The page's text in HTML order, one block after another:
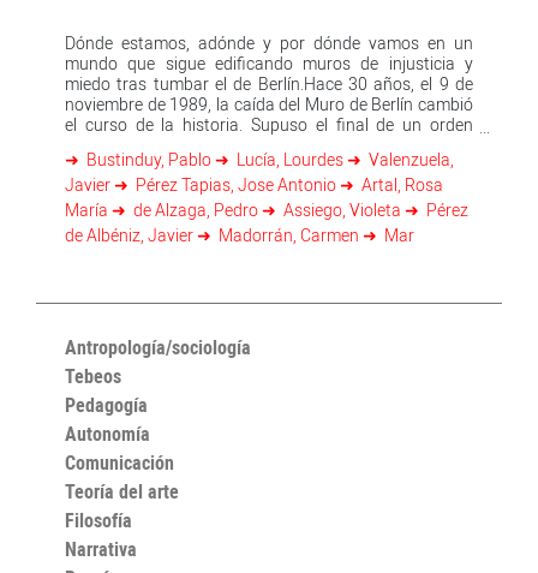
Dónde estamos, adónde y por dónde vamos en un
mundo que sigue edificando muros de injusticia y
miedo tras tumbar el de Berlín.Hace 30 años, el 9 de
noviembre de 1989, la caída del Muro de Berlín cambió
el curso de la historia. Supuso el final de un orden
el capitalismo se engrosó sin freno. Punto de partida
de una serie de transformaciones que nos han traído
hasta un presente turbador y un futuro incierto. Con
los neofascismos, otra vez, sentados en las
instituciones. Adónde vayamos dependerá de las
intensidad avisa la historia. Ahora también lo hace.No
silenciosamente nos tapiaron el mundo, como dijo
Cavafis. Derribado el Muro de Berlín, surgieron otros,
de miedo y silencio sobre todo. Y también puentes que
sustituyen a las barreras. Las mujeres en presencia
imparable, nuevas inquietudes que miran a la Tierra
que nos acoge. Cada paso cuenta, cada paso
decide.Un grupo de profesionales, de toda solvencia,
analizan qué ocurrió y por qué. Dónde estamos. Los
caminos abiertos. Las amenazas. Las emociones. El
papel de los medios. La cultura. La política. La
economía. La sociedad interpelada, la sociedad
Bustinduy, Pablo Lucía, Lourdes
Valenzuela,
Javier
Pérez Tapias, Jose Antonio
Artal, Rosa
María
de Alzaga, Pedro Assiego, Violeta
Pérez
de Albéniz, Javier
Madorrán, Carmen Mar
Antropología/sociología
Tebeos
Pedagogía
Autonomía
Comunicación
Teoría del arte
Filosofía
Narrativa